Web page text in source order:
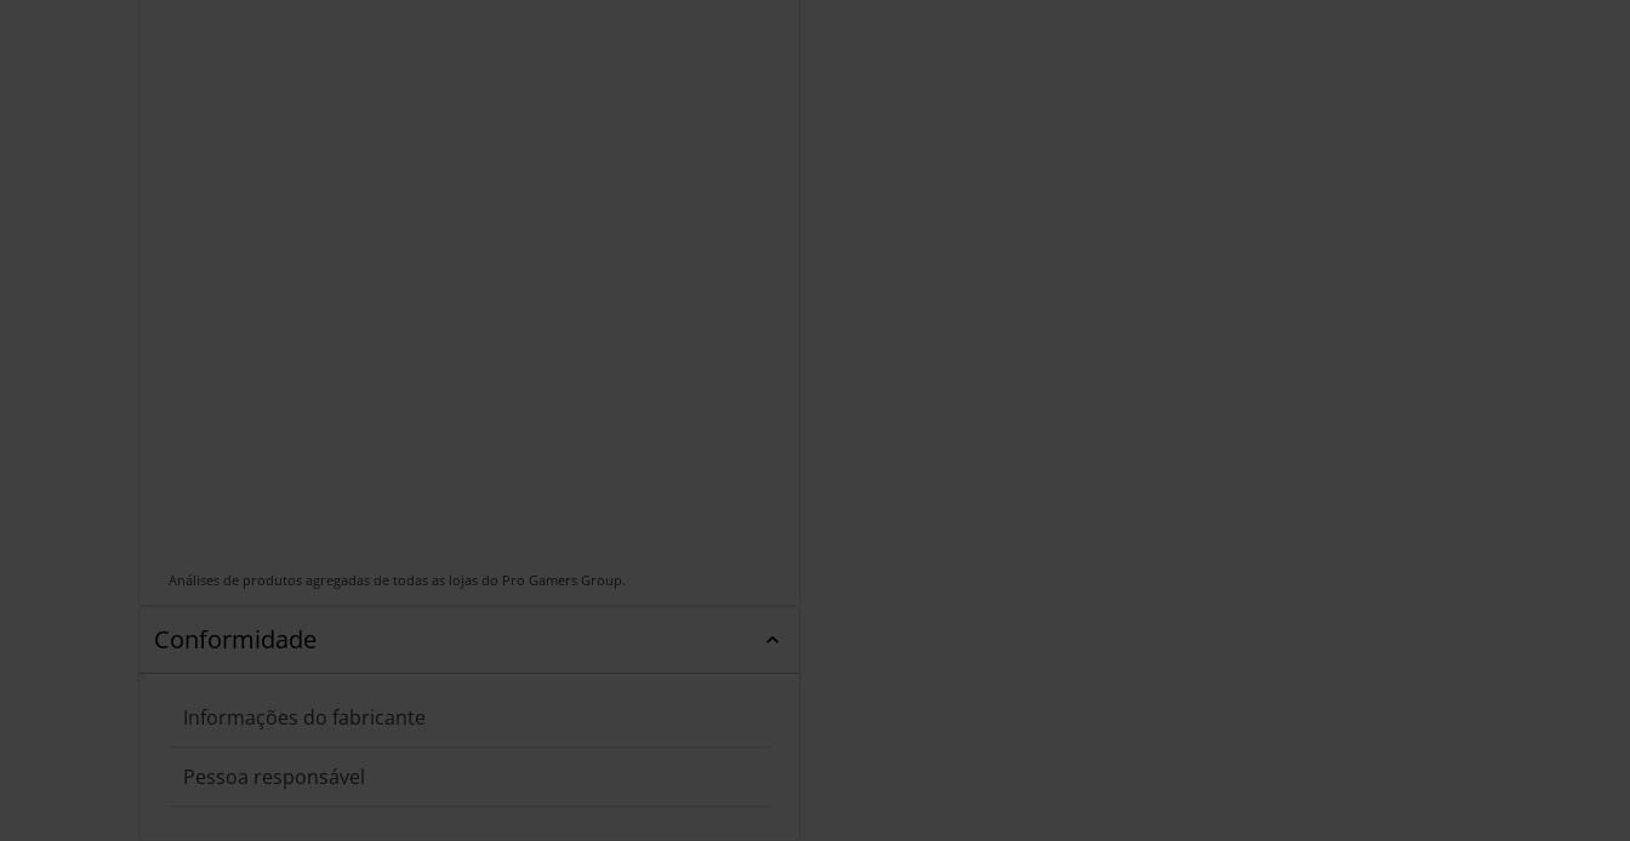
Análises de produtos agregadas de todas as lojas do Pro Gamers Group.
Conformidade
Informações do fabricante
Pessoa responsável